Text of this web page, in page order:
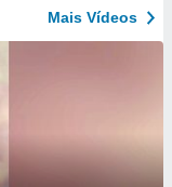
Mais Vídeos